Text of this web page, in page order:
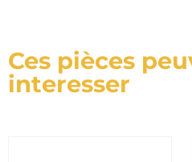
Ces pièces
interesser